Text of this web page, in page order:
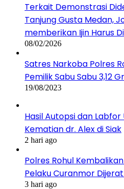
Terkait Demonstrasi
Tanjung Gusta Medan,
memberikan Ijin Harus
08/02/2026
Satres Narkoba Polres
Pemilik Sabu Sabu 3,12
19/08/2023
Hasil Autopsi dan
Kematian dr. Alex di Siak
2 hari ago
Polres Rohul
Pelaku Curanmor
3 hari ago